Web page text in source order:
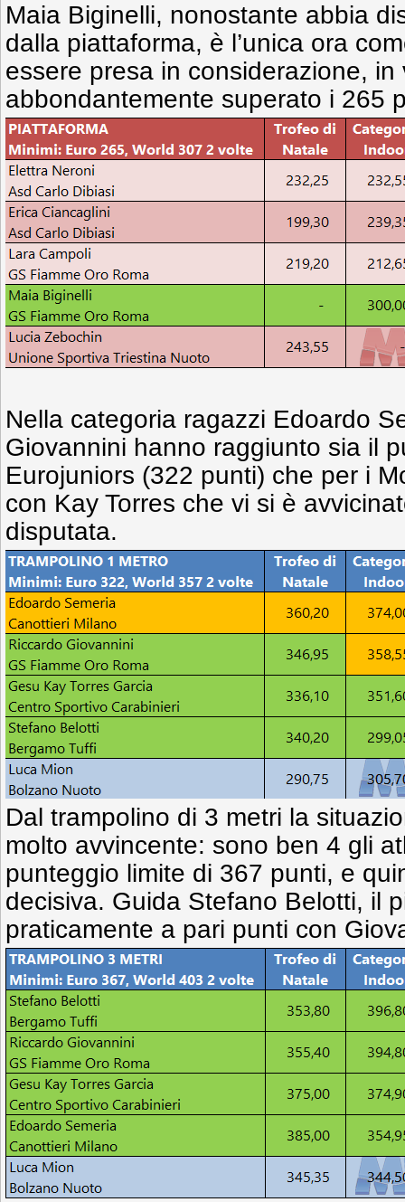
Maia Biginelli, nonostante abbia
dalla piattaforma, è l’unica ora
essere presa in considerazione,
abbondantemente superato i 265
Nella categoria ragazzi Edoardo
Giovannini hanno raggiunto sia il
Eurojuniors (322 punti) che per i
con Kay Torres che vi si è
disputata.
Dal trampolino di 3 metri la
molto avvincente: sono ben 4 gli
punteggio limite di 367 punti, e
decisiva. Guida Stefano Belotti, il
praticamente a pari punti con